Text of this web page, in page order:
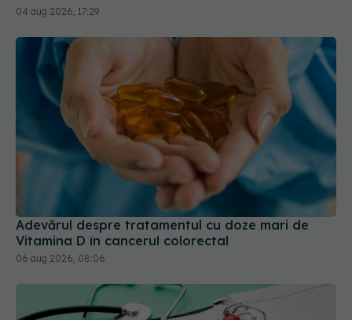
Adevărul despre tratamentul cu doze mari de
Vitamina D în cancerul colorectal
06 aug 2026, 08:06